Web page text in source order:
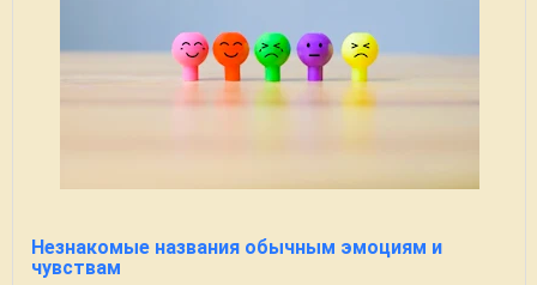
Незнакомые названия обычным эмоциям и
чувствам